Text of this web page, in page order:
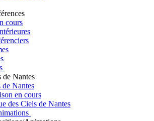
cours
de Nantes
de Nantes
en cours
des Ciels de Nantes